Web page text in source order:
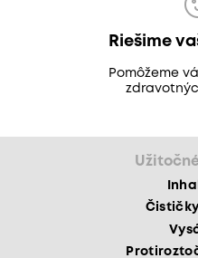
Riešime
Pomôžeme